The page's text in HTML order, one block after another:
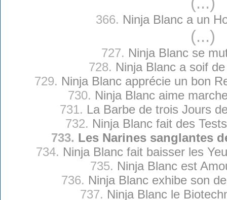
366. Ninja Blanc a un
(...)
727. Ninja Blanc se
728. Ninja Blanc a soif
729. Ninja Blanc apprécie un bon
730. Ninja Blanc aime
731. La Barbe de trois Jours
732. Ninja Blanc fait des
733. Les Narines sanglantes
734. Ninja Blanc fait baisser les
735. Ninja Blanc est
736. Ninja Blanc exhibe son
737. Ninja Blanc le